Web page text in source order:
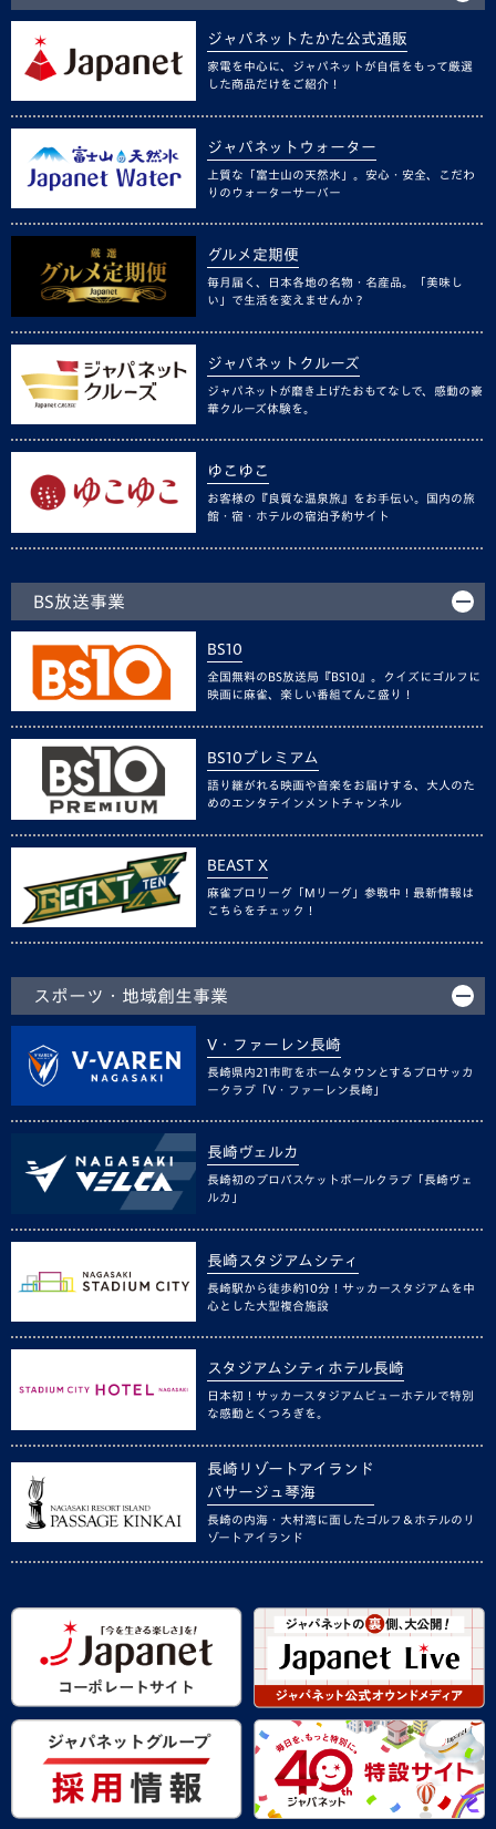
ジャパネットたかた公式通販
家電を中心に、ジャパネットが自信をもって厳選
した商品だけをご紹介！
ジャパネットウォーター
上質な「富士山の天然水」。安心・安全、こだわ
りのウォーターサーバー
グルメ定期便
毎月届く、日本各地の名物・名産品。「美味し
い」で生活を変えませんか？
ジャパネットクルーズ
ジャパネットが磨き上げたおもてなしで、感動の豪
華クルーズ体験を。
ゆこゆこ
お客様の『良質な温泉旅』をお手伝い。国内の旅
館・宿・ホテルの宿泊予約サイト
BS放送事業
BS10
全国無料のBS放送局『BS10』。クイズにゴルフに
映画に麻雀、楽しい番組てんこ盛り！
BS10プレミアム
語り継がれる映画や音楽をお届けする、大人のた
めのエンタテインメントチャンネル
BEAST X
麻雀プロリーグ「Mリーグ」参戦中！最新情報は
こちらをチェック！
スポーツ・地域創生事業
V・ファーレン長崎
長崎県内21市町をホームタウンとするプロサッカ
ークラブ「V・ファーレン長崎」
長崎ヴェルカ
長崎初のプロバスケットボールクラブ「長崎ヴェ
ルカ」
長崎スタジアムシティ
長崎駅から徒歩約10分！サッカースタジアムを中
心とした大型複合施設
スタジアムシティホテル長崎
日本初！サッカースタジアムビューホテルで特別
な感動とくつろぎを。
長崎リゾートアイランド
パサージュ琴海
長崎の内海・大村湾に面したゴルフ＆ホテルのリ
ゾートアイランド